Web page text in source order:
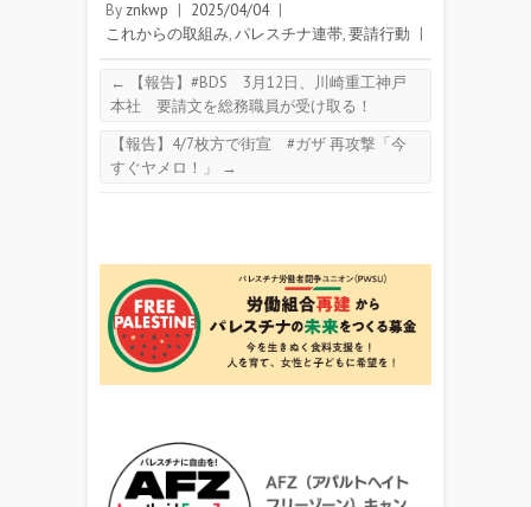
By znkwp | 2025/04/04 |
これからの取組み,パレスチナ連帯,要請行動 |
←
【報告】#BDS 3月12日、川崎重工神戸
本社 要請文を総務職員が受け取る！
【報告】4/7枚方で街宣 #ガザ 再攻撃「今
すぐヤメロ！」
→